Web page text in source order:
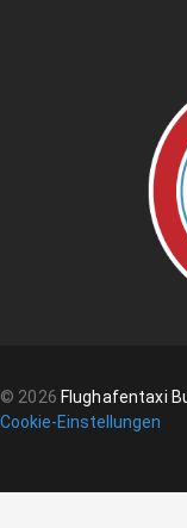
© 2026 Flughafentaxi
Cookie-Einstellungen